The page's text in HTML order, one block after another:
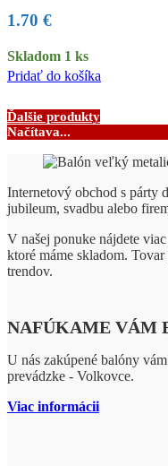
1.70 €
Skladom 1 ks
Pridať do košíka
Ďalšie produkty
Načítava...
Internetový obchod s párty
jubileum, svadbu alebo
V našej ponuke nájdete
ktoré máme skladom.
trendov.
NAFÚKAME VÁM
U nás zakúpené balóny
prevádzke - Volkovce.
Viac informácii